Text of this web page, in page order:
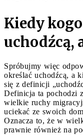
Kiedy
uchodźcą,
Spróbujmy więc
określać uchodźcą, a
się z definicji
Definicja ta pochodzi
wielkie ruchy
uciekać ze swoich
Oznacza to, że w
prawnie również na